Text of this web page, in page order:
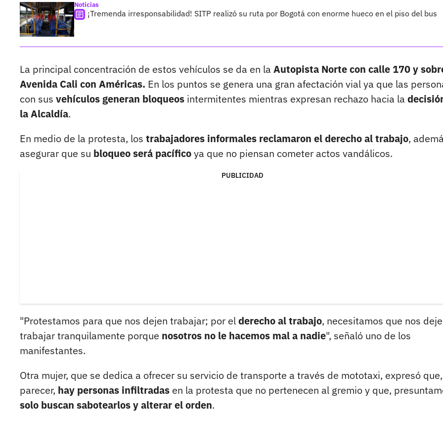
Noticias
¡Tremenda irresponsabilidad! SITP realizó su ruta por Bogotá con enorme hueco en el piso del bus
La principal concentración de estos vehículos se da en la Autopista Norte con calle 170 y
Avenida Cali con Américas. En los puntos se genera una gran afectación vial ya que las
con sus vehículos generan bloqueos intermitentes mientras expresan rechazo hacia la
la Alcaldía.
En medio de la protesta, los trabajadores informales reclamaron el derecho al trabajo,
asegurar que su bloqueo será pacíficoya que no piensan cometer actos vandálicos.
PUBLICIDAD
"Protestamos para que nos dejen trabajar; por elderecho al trabajo, necesitamos que nos
trabajar tranquilamente porque nosotros no le hacemos mal a nadie", señaló uno de los
manifestantes.
Otra mujer, que se dedica a ofrecer su servicio de transporte a través de mototaxi, expresó
parecer, hay personas infiltradas en la protesta que no pertenecen al gremio y que,
solo buscan sabotearlos y alterar el orden.